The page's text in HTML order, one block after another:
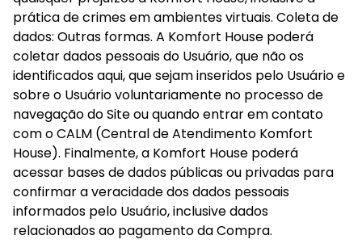
prática de crimes em ambientes virtuais. Coleta de
dados: Outras formas. A Komfort House poderá
coletar dados pessoais do Usuário, que não os
identificados aqui, que sejam inseridos pelo Usuário e
sobre o Usuário voluntariamente no processo de
navegação do Site ou quando entrar em contato
com o CALM (Central de Atendimento Komfort
House). Finalmente, a Komfort House poderá
acessar bases de dados públicas ou privadas para
confirmar a veracidade dos dados pessoais
informados pelo Usuário, inclusive dados
relacionados ao pagamento da Compra.